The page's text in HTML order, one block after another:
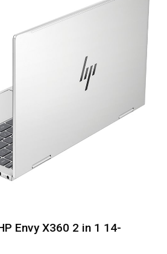
Envy X360 2 in 1 14-